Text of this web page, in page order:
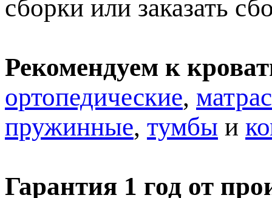
сборки или заказать
Рекомендуем к
ортопедические,
пружинные, тумбы и
Гарантия 1 год от